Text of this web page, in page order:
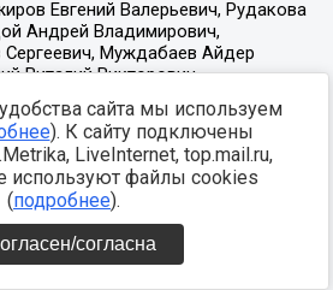
сайта мы используем
). К сайту подключены
LiveInternet, top.mail.ru,
используют файлы cookies
(подробнее).
согласна